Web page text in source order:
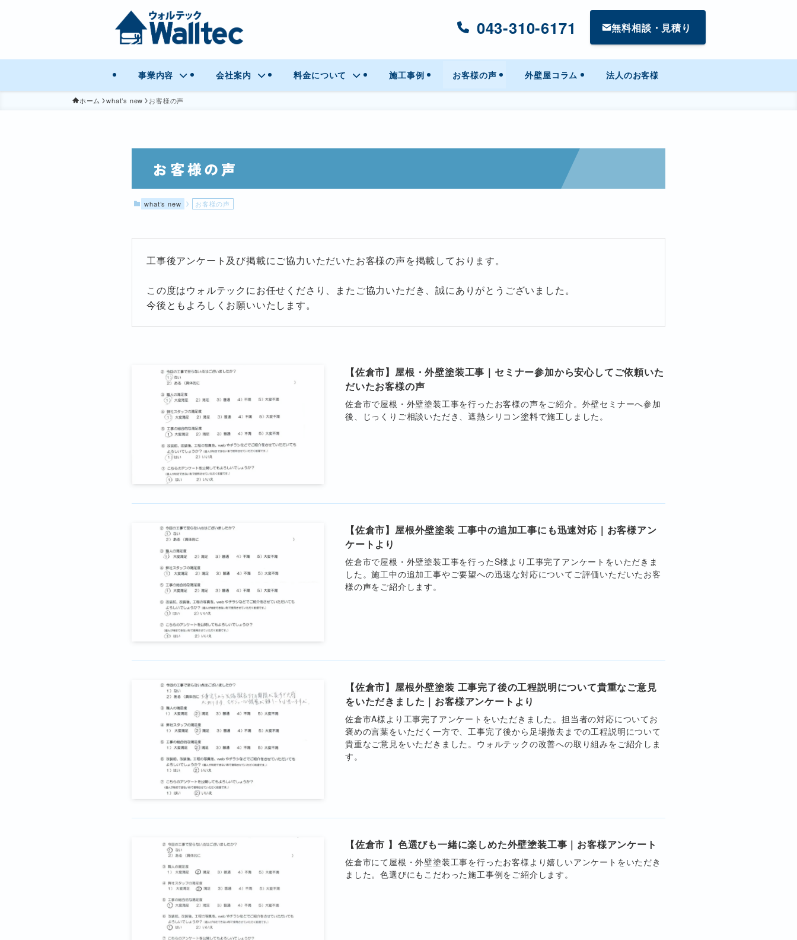
事業内容 会社案内 料金について 施工事例 お客様の声 外壁屋コラム 法人のお客様
043-310-6171 無料相談・見積り
ホーム what’s new お客様の声
お客様の声
what’s new お客様の声
工事後アンケート及び掲載にご協力いただいたお客様の声を掲載しております。
この度はウォルテックにお任せくださり、またご協力いただき、誠にありがとうございました。
今後ともよろしくお願いいたします。
【佐倉市】屋根・外壁塗装工事｜セミナー参加から安心してご依頼いた
だいたお客様の声
佐倉市で屋根・外壁塗装工事を行ったお客様の声をご紹介。外壁セミナーへ参加
後、じっくりご相談いただき、遮熱シリコン塗料で施工しました。
【佐倉市】屋根外壁塗装 工事中の追加工事にも迅速対応｜お客様アン
ケートより
佐倉市で屋根・外壁塗装工事を行ったS様より工事完了アンケートをいただきま
した。施工中の追加工事やご要望への迅速な対応についてご評価いただいたお客
様の声をご紹介します。
【佐倉市】屋根外壁塗装 工事完了後の工程説明について貴重なご意見
をいただきました｜お客様アンケートより
佐倉市A様より工事完了アンケートをいただきました。担当者の対応についてお
褒めの言葉をいただく一方で、工事完了後から足場撤去までの工程説明について
貴重なご意見をいただきました。ウォルテックの改善への取り組みをご紹介しま
す。
【佐倉市 】色選びも一緒に楽しめた外壁塗装工事｜お客様アンケート
佐倉市にて屋根・外壁塗装工事を行ったお客様より嬉しいアンケートをいただき
ました。色選びにもこだわった施工事例をご紹介します。